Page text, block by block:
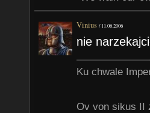
Vinius /11.06.2006
nie
Ku chwale
Ov von sikus II